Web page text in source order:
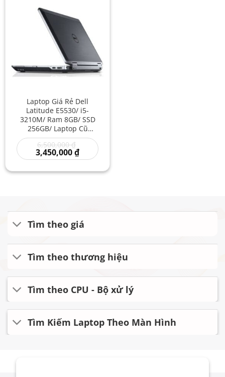
Laptop Giá Rẻ Dell
Latitude E5530/ i5-
3210M/ Ram 8GB/ SSD
256GB/ Laptop Cũ
Tphcm/ Laptop Dell
Chip M Giá Rẻ/ Giá
Laptop Dell Latitute
6,500,000₫
gốc
là:
3,450,000₫Giá
hiện
là:
Tìm theo giá
Tìm theo thương hiệu
Tìm theo CPU - Bộ xử lý
Tìm Kiếm Laptop Theo Màn Hình